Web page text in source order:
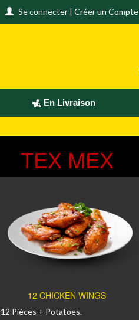
Se connecter| Créer un Compte
En Livraison
TEX MEX
12 CHICKEN WINGS
12 Pièces + Potatoes.